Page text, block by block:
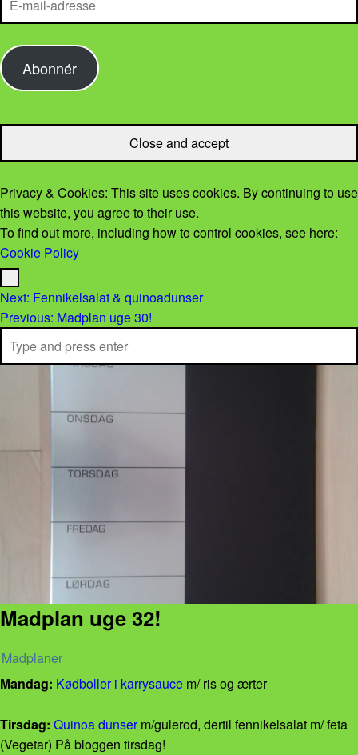
Abonnér
Privacy & Cookies: This site uses cookies. By continuing to use
this website, you agree to their use.
To find out more, including how to control cookies, see here:
Cookie Policy
Post navigation
Next: Fennikelsalat & quinoadunser
Previous: Madplan uge 30!
Search
Madplan uge 32!
Madplaner
Mandag: Kødboller i karrysauce m/ ris og ærter
Tirsdag: Quinoa dunserm/gulerod, dertil fennikelsalat m/ feta
(Vegetar) På bloggen tirsdag!